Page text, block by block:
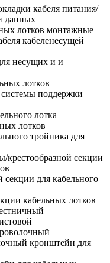
кабеля питания/
данных
лотков монтажные
кабеленесущей
несущих и и
лотков
поддержки
лотка
лотков
тройника для
секции
для кабельного
кабельных лотков
кронштейн для